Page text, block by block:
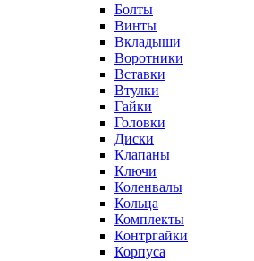
Болты
Винты
Вкладыши
Воротники
Вставки
Втулки
Гайки
Головки
Диски
Клапаны
Ключи
Коленвалы
Кольца
Комплекты
Контргайки
Корпуса